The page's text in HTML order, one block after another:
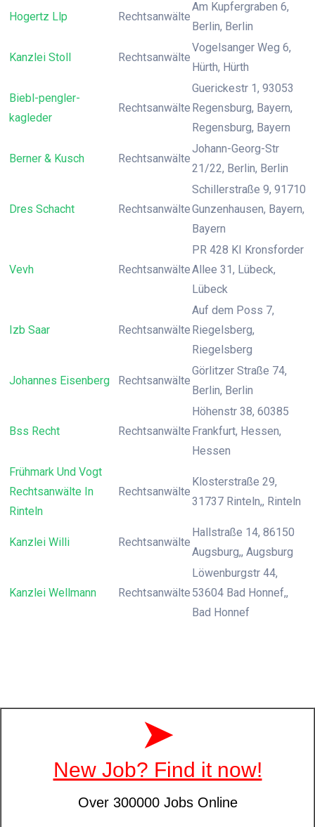
Hogertz Llp Rechtsanwälte
Am Kupfergraben 6,
Berlin, Berlin
Kanzlei Stoll Rechtsanwälte
Vogelsanger Weg 6,
Hürth, Hürth
Biebl-pengler-
kagleder
Rechtsanwälte
Guerickestr 1, 93053
Regensburg, Bayern,
Regensburg, Bayern
Berner & Kusch Rechtsanwälte
Johann-Georg-Str
21/22, Berlin, Berlin
Dres Schacht Rechtsanwälte
Schillerstraße 9, 91710
Gunzenhausen, Bayern,
Bayern
Vevh Rechtsanwälte
PR 428 KI Kronsforder
Allee 31, Lübeck,
Lübeck
Izb Saar Rechtsanwälte
Auf dem Poss 7,
Riegelsberg,
Riegelsberg
Johannes Eisenberg Rechtsanwälte
Görlitzer Straße 74,
Berlin, Berlin
Bss Recht Rechtsanwälte
Höhenstr 38, 60385
Frankfurt, Hessen,
Hessen
Frühmark Und Vogt
Rechtsanwälte In
Rinteln
Rechtsanwälte
Klosterstraße 29,
31737 Rinteln,, Rinteln
Kanzlei Willi Rechtsanwälte
Hallstraße 14, 86150
Augsburg,, Augsburg
Kanzlei Wellmann Rechtsanwälte
Löwenburgstr 44,
53604 Bad Honnef,,
Bad Honnef